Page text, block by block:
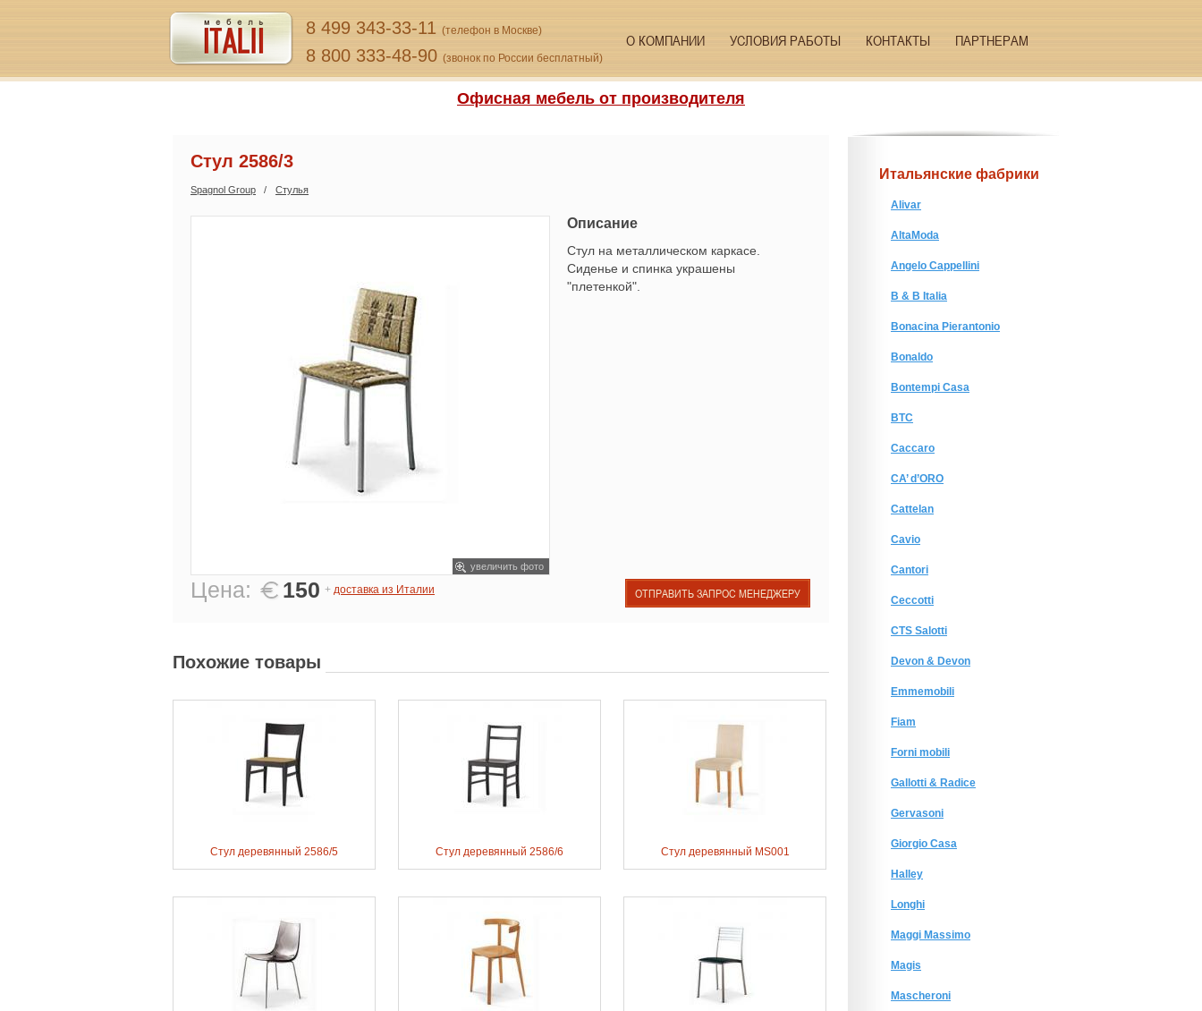
8 499 343-33-11 (телефон в Москве)
8 800 333-48-90 (звонок по России бесплатный)
О КОМПАНИИ УСЛОВИЯ РАБОТЫ КОНТАКТЫ ПАРТНЕРАМ
Офисная мебель от производителя
Стул 2586/3
Spagnol Group Стулья
увеличить фото
Описание
Стул на металлическом каркасе.
Сиденье и спинка украшены
"плетенкой".
Цена: 150 + доставка из Италии ОТПРАВИТЬ ЗАПРОС МЕНЕДЖЕРУ
Похожие товары
Стул деревянный 2586/5 Стул деревянный 2586/6 Стул деревянный MS001
Итальянские фабрики
Alivar
AltaModa
Angelo Cappellini
B & B Italia
Bonacina Pierantonio
Bonaldo
Bontempi Casa
BTC
Caccaro
CA’ d’ORO
Cattelan
Cavio
Cantori
Ceccotti
CTS Salotti
Devon & Devon
Emmemobili
Fiam
Forni mobili
Gallotti & Radice
Gervasoni
Giorgio Сasa
Halley
Longhi
Maggi Massimo
Magis
Mascheroni